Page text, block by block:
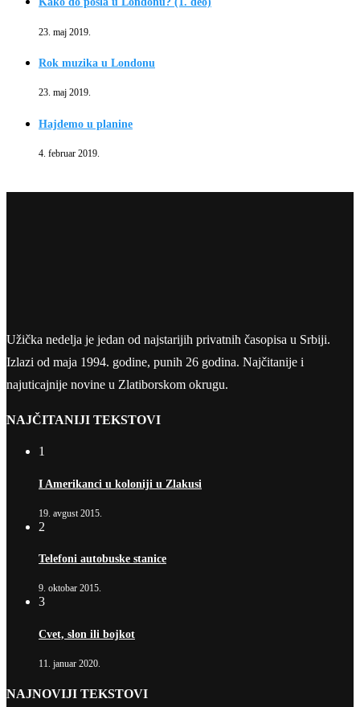
23. maj 2019.
Rok muzika u Londonu
23. maj 2019.
Hajdemo u planine
4. februar 2019.
Užička nedelja je jedan od najstarijih privatnih časopisa u Srbiji.
Izlazi od maja 1994. godine, punih 26 godina. Najčitanije i
najuticajnije novine u Zlatiborskom okrugu.
NAJČITANIJI TEKSTOVI
1
I Amerikanci u koloniji u Zlakusi
19. avgust 2015.
2
Telefoni autobuske stanice
9. oktobar 2015.
3
Cvet, slon ili bojkot
11. januar 2020.
NAJNOVIJI TEKSTOVI